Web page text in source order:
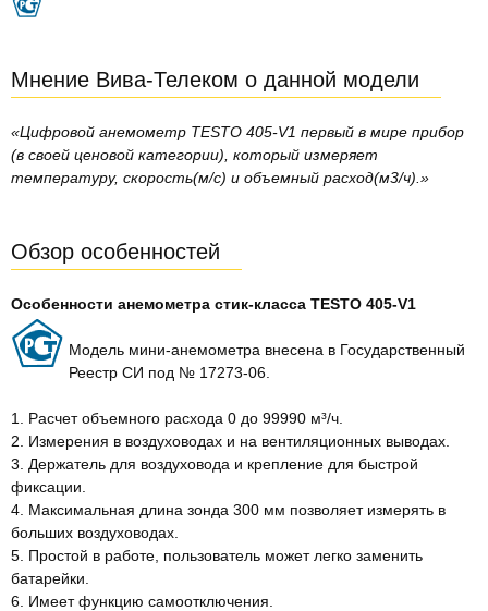
Мнение Вива-Телеком о данной модели
«Цифровой анемометр TESTO 405-V1 первый в мире прибор
(в своей ценовой категории), который измеряет
температуру, скорость(м/с) и объемный расход(м3/ч).»
Обзор особенностей
Особенности анемометра стик-класса TESTO 405-V1
Модель мини-анемометра внесена в Государственный
Реестр СИ под № 17273-06.
1. Расчет объемного расхода 0 до 99990 м³/ч.
2. Измерения в воздуховодах и на вентиляционных выводах.
3. Держатель для воздуховода и крепление для быстрой
фиксации.
4. Максимальная длина зонда 300 мм позволяет измерять в
больших воздуховодах.
5. Простой в работе, пользователь может легко заменить
батарейки.
6. Имеет функцию самоотключения.